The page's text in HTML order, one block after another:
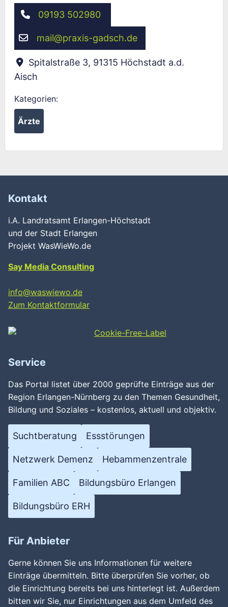
09193 502980
mail@praxis-gadsch.de
Spitalstraße 3, 91315 Höchstadt a.d.
Aisch
Kategorien:
Ärzte
Kontakt
i.A. Landratsamt Erlangen-Höchstadt
und der Stadt Erlangen
Projekt WasWieWo.de
Say Media Consulting
info@waswiewo.de
Zum Kontaktformular
Service
Das Portal listet über 2000 geprüfte Einträge aus der
Region Erlangen-Nürnberg zu den Themen Gesundheit,
Bildung und Soziales – kostenlos, aktuell und objektiv.
Suchtberatung Essstörungen
Netzwerk Demenz Hebammenzentrale
Familien ABC Bildungsbüro Erlangen
Bildungsbüro ERH
Für Anbieter
Gerne können Sie uns Informationen für weitere
Einträge übermitteln. Bitte überprüfen Sie vorher, ob
die Einrichtung bereits bei uns hinterlegt ist. Außerdem
bitten wir Sie, nur Einrichtungen aus dem Umfeld des